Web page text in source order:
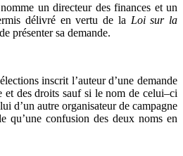
un directeur des finances et un
délivré en vertu de la Loi sur la
présenter sa demande.
inscrit l’auteur d’une demande
et des droits sauf si le nom de celui–ci
d’un autre organisateur de campagne
qu’une confusion des deux noms en